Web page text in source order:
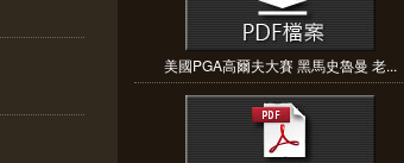
美國PGA高爾夫大賽 黑馬史魯曼 老...